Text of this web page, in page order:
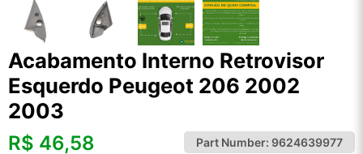
Acabamento Interno Retrovisor
Esquerdo Peugeot 206 2002
2003
R$ 46,58 Part Number: 9624639977